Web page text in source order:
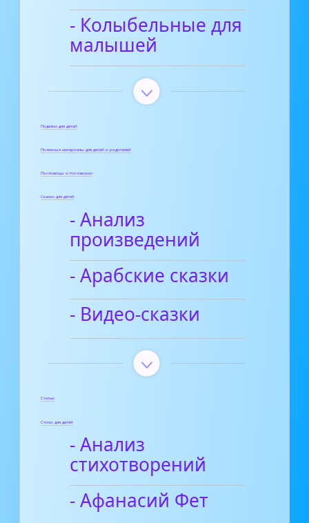
- Колыбельные для
малышей
Поделки для детей
Полезные материалы для детей и родителей
Пословицы и поговорки
Сказки для детей
- Анализ
произведений
- Арабские сказки
- Видео-сказки
Статьи
Стихи для детей
- Анализ
стихотворений
- Афанасий Фет